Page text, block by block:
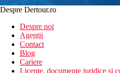
newsletter!
Despre Dertour.ro
Despre noi
Agentii
Contact
Blog
Cariere
Licente, documente juridice si